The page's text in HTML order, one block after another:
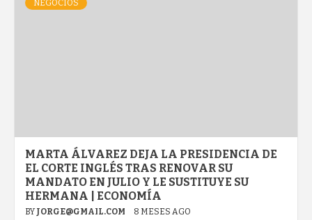
NEGOCIOS
MARTA ÁLVAREZ DEJA LA PRESIDENCIA DE
EL CORTE INGLÉS TRAS RENOVAR SU
MANDATO EN JULIO Y LE SUSTITUYE SU
HERMANA | ECONOMÍA
BY JORGE@GMAIL.COM 8 MESES AGO